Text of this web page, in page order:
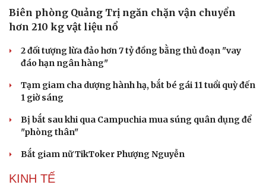
Tư vấn
Săn Tour
check-in
Câu chuyện thời sự
Kể chuyện cho bé
Biên phòng Quảng Trị ngăn chặn vận chuyển
hơn 210 kg vật liệu nổ
2 đối tượng lừa đảo hơn 7 tỷ đồng bằng thủ đoạn "vay
đáo hạn ngân hàng"
Tạm giam cha dượng hành hạ, bắt bé gái 11 tuổi quỳ đến
1 giờ sáng
Bị bắt sau khi qua Campuchia mua súng quân dụng để
"phòng thân"
Bắt giam nữ TikToker Phượng Nguyễn
KINH TẾ